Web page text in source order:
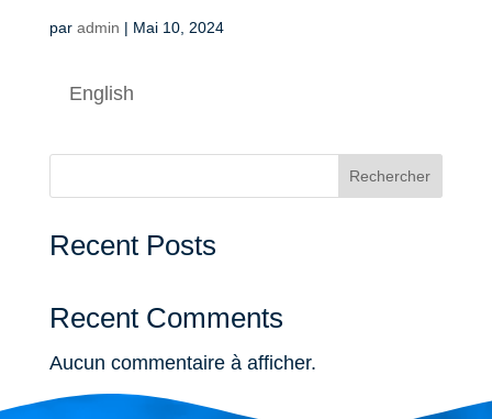
par admin | Mai 10, 2024
English
Rechercher
Recent Posts
Recent Comments
Aucun commentaire à afficher.